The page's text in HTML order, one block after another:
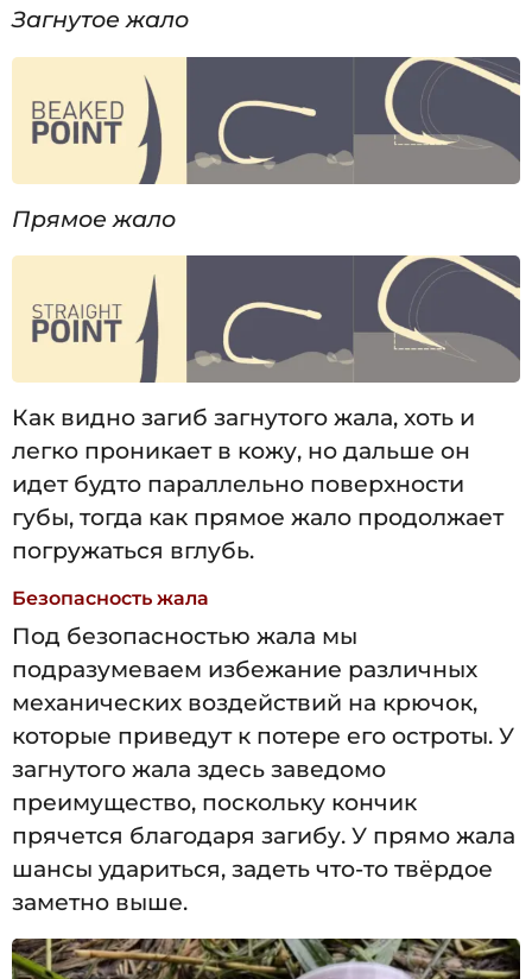
Загнутое жало
Прямое жало
Как видно загиб загнутого жала, хоть и
легко проникает в кожу, но дальше он
идет будто параллельно поверхности
губы, тогда как прямое жало продолжает
погружаться вглубь.
Безопасность жала
Под безопасностью жала мы
подразумеваем избежание различных
механических воздействий на крючок,
которые приведут к потере его остроты. У
загнутого жала здесь заведомо
преимущество, поскольку кончик
прячется благодаря загибу. У прямо жала
шансы удариться, задеть что-то твёрдое
заметно выше.